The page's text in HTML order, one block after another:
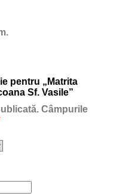
pentru „Matrita
Sf. Vasile”
Câmpurile